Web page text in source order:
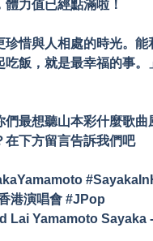
體力值已經點滿啦！
珍惜與人相處的時光。能
吃飯，就是最幸福的事
們最想聽山本彩什麼歌曲
在下方留言告訴我們吧
港演唱會 #JPop
Lai Yamamoto Sayaka